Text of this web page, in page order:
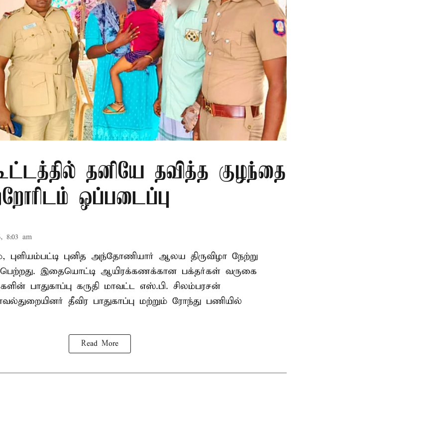
தனியே தவித்த குழந்தை
ஒப்படைப்பு
8:03 am
புளியம்பட்டி புனித அந்தோணியார் ஆலய திருவிழா நேற்று
இதையொட்டி ஆயிரக்கணக்கான பக்தர்கள் வருகை
பாதுகாப்பு கருதி மாவட்ட எஸ்.பி. சிலம்பரசன்
தீவிர பாதுகாப்பு மற்றும் ரோந்து பணியில்
Read More